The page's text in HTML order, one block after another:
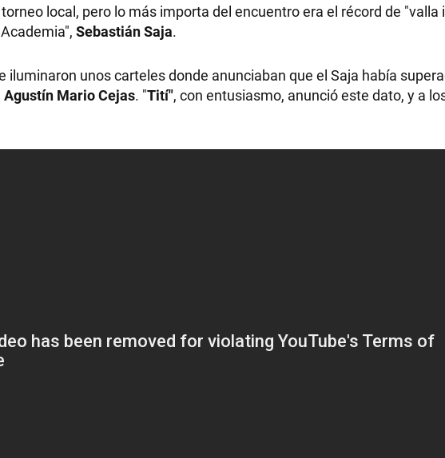
local, pero lo más importa del encuentro era el récord de "valla
Sebastián Saja.
iluminaron unos carteles donde anunciaban que el Saja había
Agustín Mario Cejas. "Tití", con entusiasmo, anunció este dato, y a